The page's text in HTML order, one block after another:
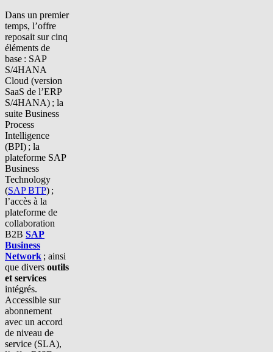
Dans un premier
temps, l’offre
reposait sur cinq
éléments de
base : SAP
S/4HANA
Cloud (version
SaaS de l’ERP
S/4HANA) ; la
suite Business
Process
Intelligence
(BPI) ; la
plateforme SAP
Business
Technology
(SAP BTP) ;
l’accès à la
plateforme de
collaboration
B2B SAP
Business
Network ; ainsi
que divers outils
et services
intégrés.
Accessible sur
abonnement
avec un accord
de niveau de
service (SLA),